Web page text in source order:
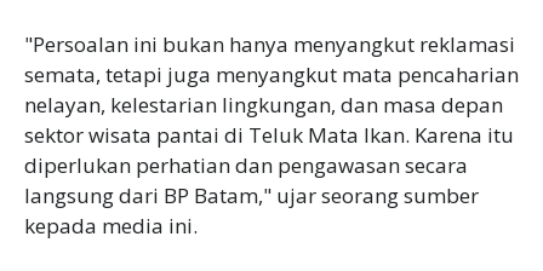
"Persoalan ini bukan hanya menyangkut reklamasi
semata, tetapi juga menyangkut mata pencaharian
nelayan, kelestarian lingkungan, dan masa depan
sektor wisata pantai di Teluk Mata Ikan. Karena itu
diperlukan perhatian dan pengawasan secara
langsung dari BP Batam," ujar seorang sumber
kepada media ini.